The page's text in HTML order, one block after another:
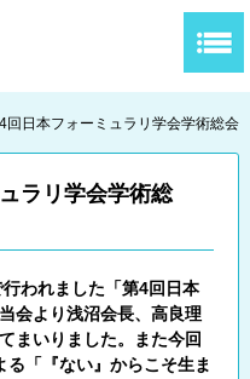
回日本フォーミュラリ学会学術総会
ラリ学会学術総
われました「第4回日本
会より浅沼会長、高良理
まいりました。また今回
る 「『ない』からこそ生ま